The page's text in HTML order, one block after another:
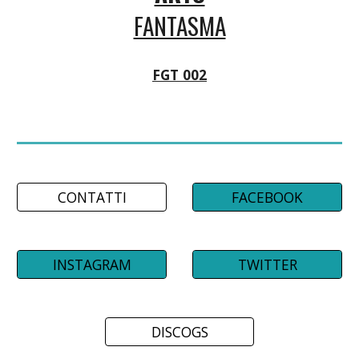
FANTASMA
FGT 002
CONTATTI FACEBOOK
INSTAGRAM TWITTER
DISCOGS